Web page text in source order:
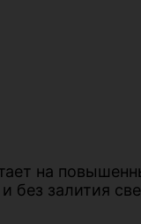
на
без залития